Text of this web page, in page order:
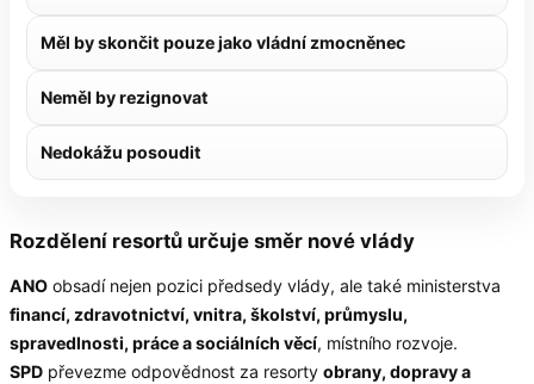
Měl by skončit pouze jako vládní zmocněnec
Neměl by rezignovat
Nedokážu posoudit
Rozdělení resortů určuje směr nové vlády
ANO obsadí nejen pozici předsedy vlády, ale také ministerstva
financí, zdravotnictví, vnitra, školství, průmyslu,
spravedlnosti, práce a sociálních věcí, místního rozvoje.
SPD převezme odpovědnost za resorty obrany, dopravy a